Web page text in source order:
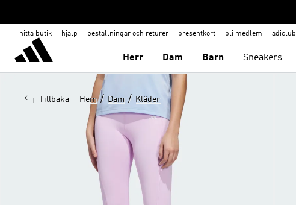
hitta butik hjälp beställningar och returer presentkort bli medlem adiclub
Herr Dam Barn Sneakers
Tillbaka Hem / Dam / Kläder